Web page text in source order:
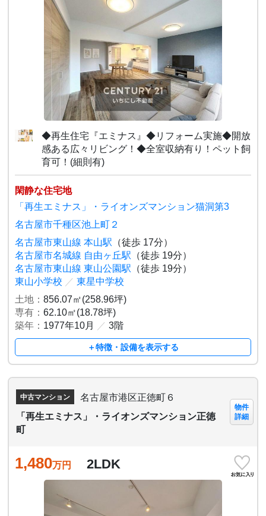
◆再生住宅『エミナス』◆リフォーム実施◆開放
感ある広々リビング！◆全室収納有り！ペット飼
育可！(細則有)
閑静な住宅地
「再生エミナス」・ライオンズマンション猫洞第3
名古屋市千種区池上町２
名古屋市東山線 本山駅 （徒歩 17分）
名古屋市名城線 自由ヶ丘駅 （徒歩 19分）
名古屋市東山線 東山公園駅 （徒歩 19分）
東山小学校 ／ 東星中学校
土地：856.07㎡(258.96坪)
専有：62.10㎡(18.78坪)
築年： 1977年10月 ／ 3階
＋特徴・設備を表示する
中古マンション
名古屋市港区正徳町６
「再生エミナス」・ライオンズマンション正徳
町
物件
詳細
1,480万円 2LDK